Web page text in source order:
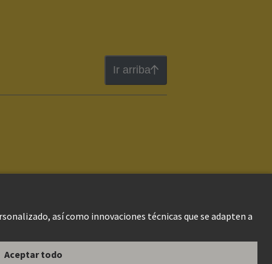
Ir arriba
WebInformación al cliente